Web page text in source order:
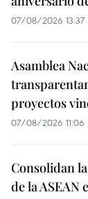
07/08/2026 13:37
Asamblea
proyectos
07/08/2026 11:06
Consolidan
de la ASEAN